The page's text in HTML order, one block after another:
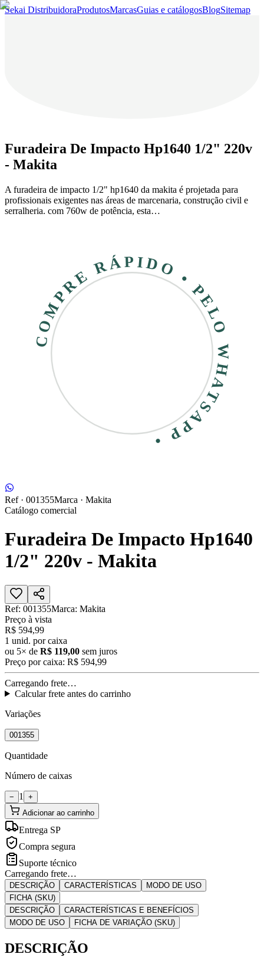
Sekai DistribuidoraProdutosMarcasGuias e catálogosBlogSitemap
Furadeira De Impacto Hp1640 1/2" 220v
- Makita
A furadeira de impacto 1/2" hp1640 da makita é projetada para
profissionais exigentes nas áreas de marcenaria, construção civil e
serralheria. com 760w de potência, esta…
COMPRE RÁPIDO • PELO WHATSAPP •
Ref · 001355Marca · Makita
Catálogo comercial
Furadeira De Impacto Hp1640
1/2" 220v - Makita
Ref: 001355Marca: Makita
Preço à vista
R$ 594,99
1 unid. por caixa
ou 5× de R$ 119,00 sem juros
Preço por caixa: R$ 594,99
Carregando frete…
Calcular frete antes do carrinho
Variações
001355
Quantidade
Número de caixas
− 1
+
Adicionar ao carrinho
Entrega SP
Compra segura
Suporte técnico
Carregando frete…
DESCRIÇÃO CARACTERÍSTICAS
MODO DE USO
FICHA (SKU)
DESCRIÇÃO
CARACTERÍSTICAS E BENEFÍCIOS
MODO DE USO
FICHA DE VARIAÇÃO (SKU)
DESCRIÇÃO